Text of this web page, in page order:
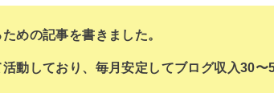
めの記事を書きました。
動しており、毎月安定してブログ収入30〜